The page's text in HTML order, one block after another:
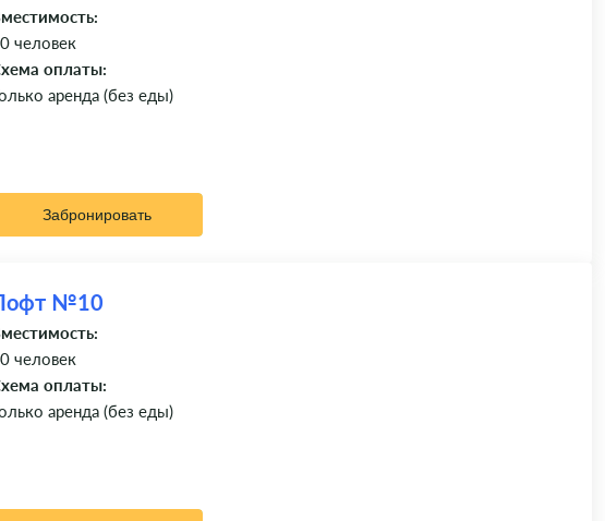
человек
оплаты:
аренда (без еды)
Забронировать
№10
человек
оплаты:
аренда (без еды)